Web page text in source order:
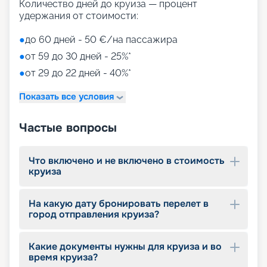
для детей)
Aquapark (с открытыми игровыми
водными пушками, 3 водными горками с
эффектами виртуальной реальности)
мини-гольф и теннис
7 бассейнов
детский внутренний комплекс,
Количество дней до круиза — процент
удержания от стоимости:
●до 60 дней - 50 €/на пассажира
●от 59 до 30 дней - 25%*
●от 29 до 22 дней - 40%*
Показать все условия
Частые вопросы
Что включено и не включено в стоимость
круиза
На какую дату бронировать перелет в
город отправления круиза?
Какие документы нужны для круиза и во
время круиза?